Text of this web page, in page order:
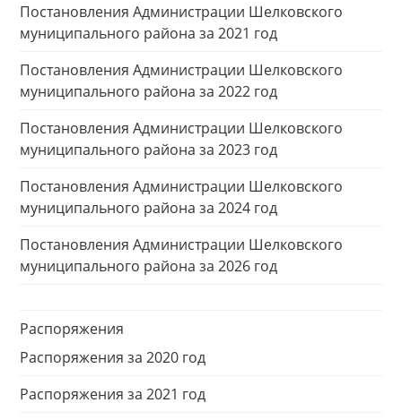
Постановления Администрации Шелковского
муниципального района за 2021 год
Постановления Администрации Шелковского
муниципального района за 2022 год
Постановления Администрации Шелковского
муниципального района за 2023 год
Постановления Администрации Шелковского
муниципального района за 2024 год
Постановления Администрации Шелковского
муниципального района за 2026 год
Распоряжения
Распоряжения за 2020 год
Распоряжения за 2021 год